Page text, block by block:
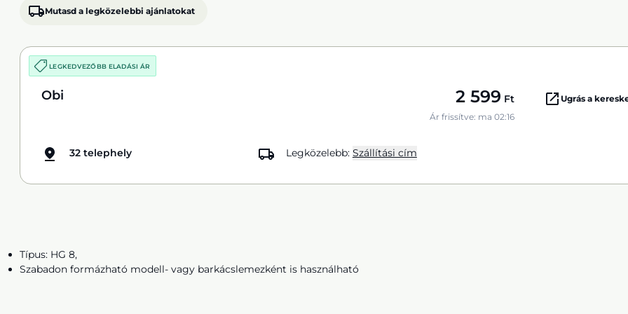
Mutasd a legközelebbi ajánlatokat
LEGKEDVEZŐBB ELADÁSI ÁR
Obi 2 599 Ft
Ár frissítve: ma 02:16
Ugrás a
32 telephely Legközelebb: Szállítási cím
Típus: HG 8,
Szabadon formázható modell- vagy barkácslemezként is használható